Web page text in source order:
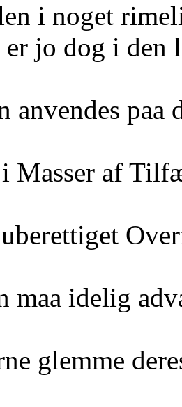
i noget
er jo dog i den
anvendes paa
Masser af
maa idelig
glemme